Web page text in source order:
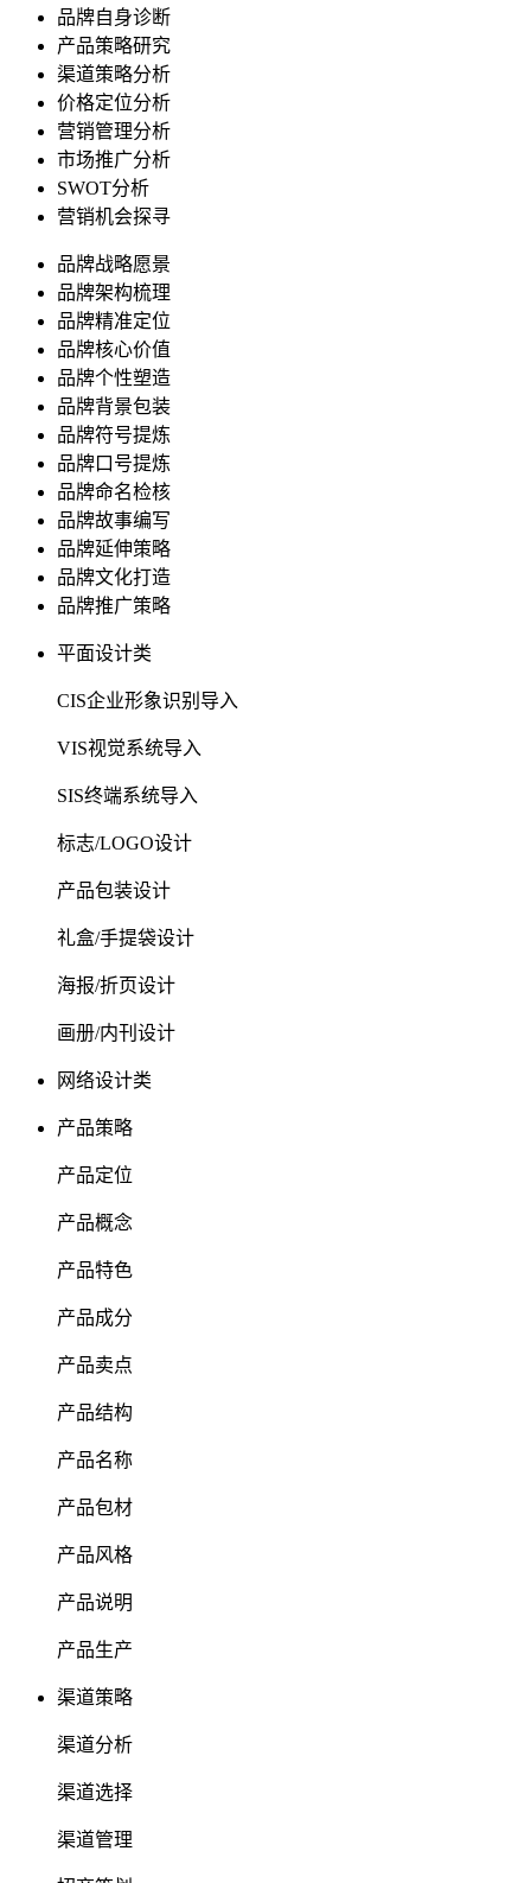
品牌自身诊断
产品策略研究
渠道策略分析
价格定位分析
营销管理分析
市场推广分析
SWOT分析
营销机会探寻
品牌战略愿景
品牌架构梳理
品牌精准定位
品牌核心价值
品牌个性塑造
品牌背景包装
品牌符号提炼
品牌口号提炼
品牌命名检核
品牌故事编写
品牌延伸策略
品牌文化打造
品牌推广策略
平面设计类
CIS企业形象识别导入
VIS视觉系统导入
SIS终端系统导入
标志/LOGO设计
产品包装设计
礼盒/手提袋设计
海报/折页设计
画册/内刊设计
网络设计类
产品策略
产品定位
产品概念
产品特色
产品成分
产品卖点
产品结构
产品名称
产品包材
产品风格
产品说明
产品生产
渠道策略
渠道分析
渠道选择
渠道管理